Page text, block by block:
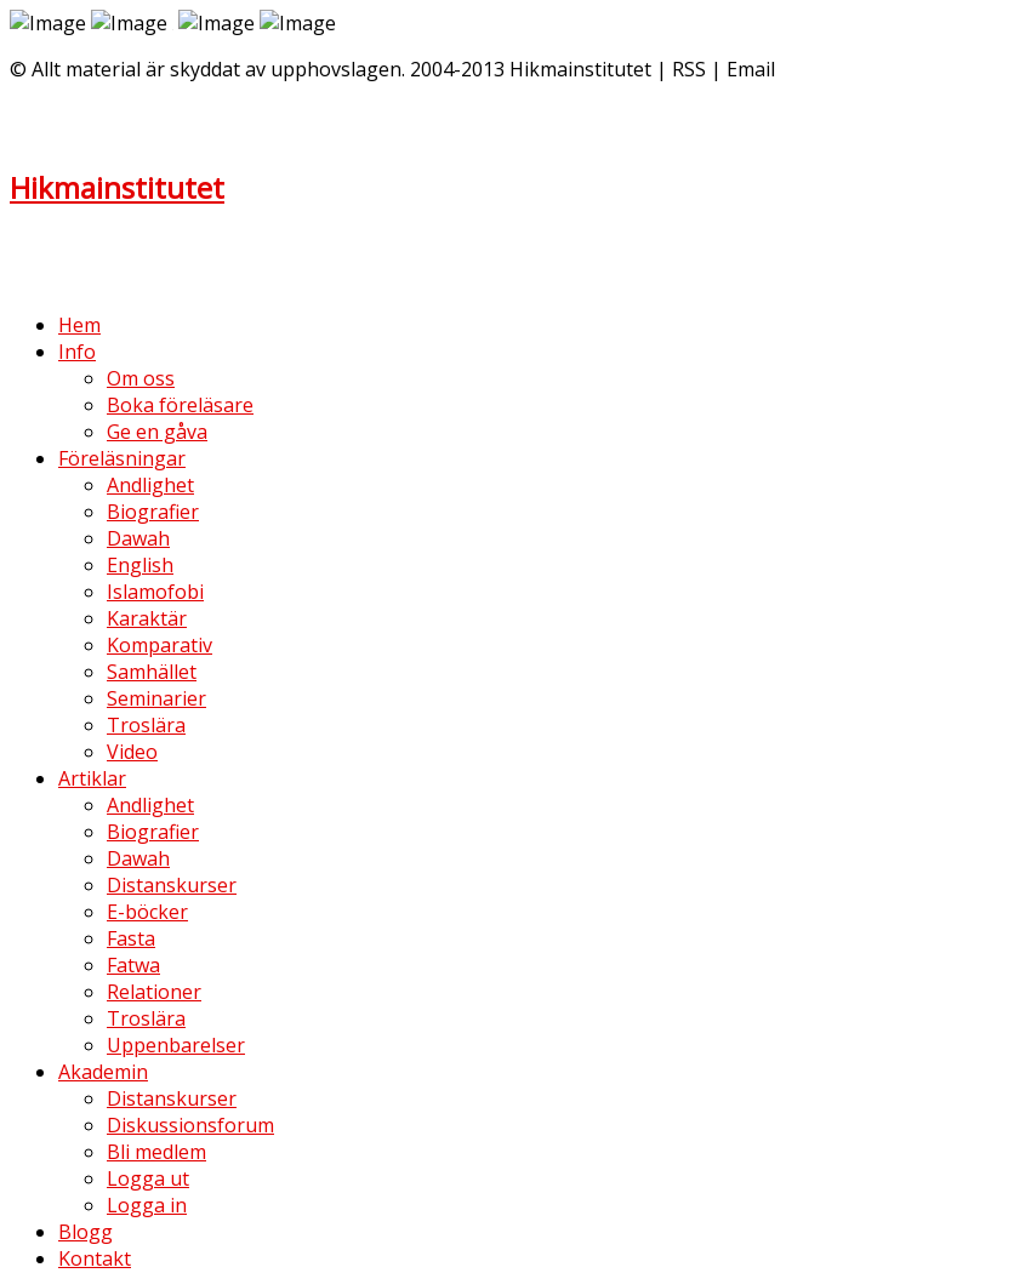
© Allt material är skyddat av upphovslagen. 2004-2013 Hikmainstitutet | RSS | Email
Hikmainstitutet
Hem
Info
Om oss
Boka föreläsare
Ge en gåva
Föreläsningar
Andlighet
Biografier
Dawah
English
Islamofobi
Karaktär
Komparativ
Samhället
Seminarier
Troslära
Video
Artiklar
Andlighet
Biografier
Dawah
Distanskurser
E-böcker
Fasta
Fatwa
Relationer
Troslära
Uppenbarelser
Akademin
Distanskurser
Diskussionsforum
Bli medlem
Logga ut
Logga in
Blogg
Kontakt